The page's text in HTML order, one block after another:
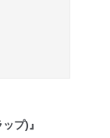
プ)』